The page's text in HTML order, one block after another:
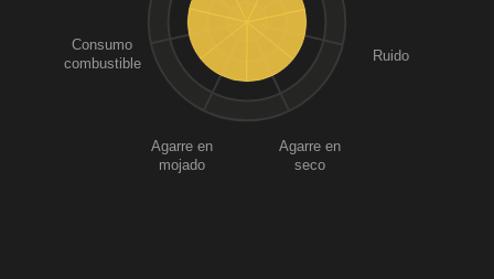
Ruido
Agarre en
seco
Agarre en
mojado
Consumo
combustible